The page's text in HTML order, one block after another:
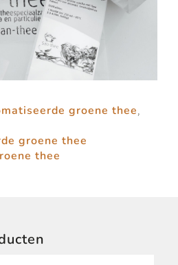
groene thee,
groene thee
thee